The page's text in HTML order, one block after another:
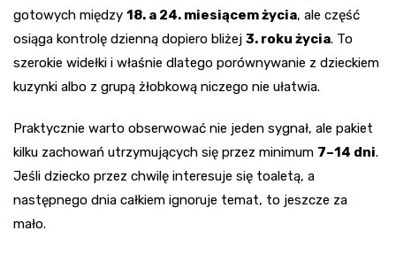
gotowych między 18. a 24. miesiącem życia, ale część
osiąga kontrolę dzienną dopiero bliżej 3. roku życia. To
szerokie widełki i właśnie dlatego porównywanie z dzieckiem
kuzynki albo z grupą żłobkową niczego nie ułatwia.
Praktycznie warto obserwować nie jeden sygnał, ale pakiet
kilku zachowań utrzymujących się przez minimum 7–14 dni.
Jeśli dziecko przez chwilę interesuje się toaletą, a
następnego dnia całkiem ignoruje temat, to jeszcze za
mało.